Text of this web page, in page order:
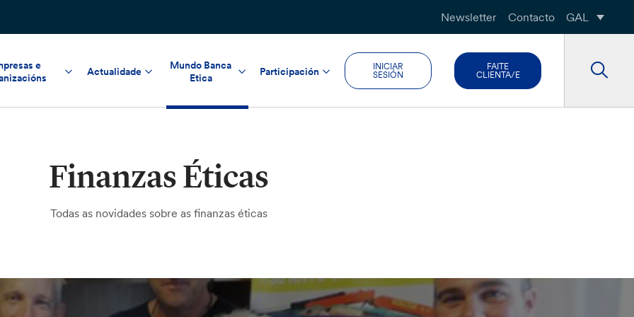
Newsletter Contacto GAL
e
Actualidade
Mundo Banca
Etica
Participación
INICIAR
SESIÓN
FAITE
CLIENTA/E
Finanzas Éticas
Todas as novidades sobre as finanzas éticas